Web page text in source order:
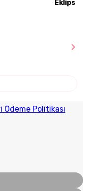
Eklips
Ödeme Politikası